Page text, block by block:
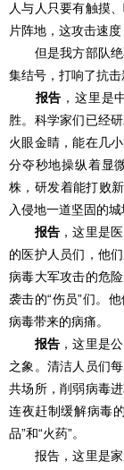
人与人只要有触摸
片阵地，这攻击速度
但是我方部队绝
集结号，打响了抗击
报告 ，这里是
胜。科学家们已经
火眼金睛，能在几
分夺秒地操纵着显
株，研发着能打败
入侵地一道坚固的城
报告 ，这里是
的医护人员们，他
病毒大军攻击的危
袭击的“伤员”们。
病毒带来的病痛。
报告 ，这里是
之象。清洁人员们
共场所，削弱病毒
连夜赶制缓解病毒
品”和“火药”。
报告，这里是家